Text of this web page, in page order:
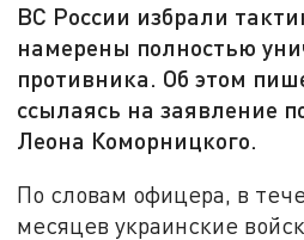
ВС России избрали
намерены полностью
противника. Об этом
ссылаясь на заявление
Леона Коморницкого.
По словам офицера, в
месяцев украинские